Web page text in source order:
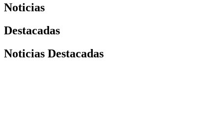
Noticias
Destacadas
Noticias Destacadas